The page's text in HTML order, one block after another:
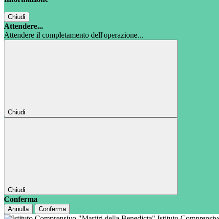
Chiudi
Attendere...
Attendere il completamento dell'operazione...
Chiudi
Chiudi
Conferma
Annulla Conferma